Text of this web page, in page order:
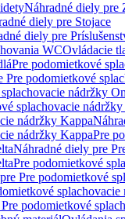
Náhradné diely pre
diely pre Stojace
diely pre
WCOvládacie
Pre podomietkové
Pre podomietkové
nádržky
splachovacie nádržky
nádržky Kappa
nádržky KappaPre
Náhradné diely pre
Pre podomietkové
Pre podomietkové
splachovacie
podomietkové